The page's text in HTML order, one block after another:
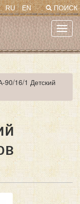
ПОИСК
RU EN
90/16/1 Детский